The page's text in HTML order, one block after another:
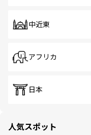
中近東
アフリカ
日本
人気スポット